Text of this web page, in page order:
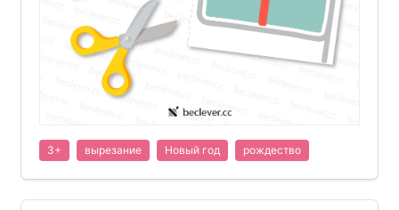
3+ вырезание Новый год рождество